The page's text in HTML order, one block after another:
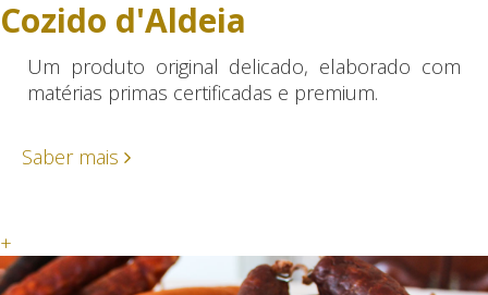
Cozido d'Aldeia
Um produto original delicado, elaborado com
matérias primas certificadas e premium.
Saber mais
+